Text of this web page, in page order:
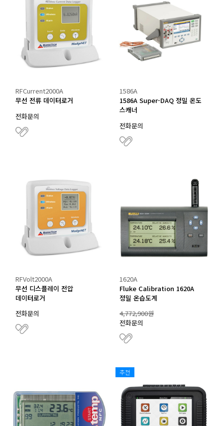
RFCurrent2000A
무선 전류 데이터로거
전화문의
1586A
1586A Super-DAQ 정밀 온도
스캐너
전화문의
RFVolt2000A
무선 디스플레이 전압
데이터로거
전화문의
1620A
Fluke Calibration 1620A
정밀 온습도계
4,772,900원
전화문의
추천